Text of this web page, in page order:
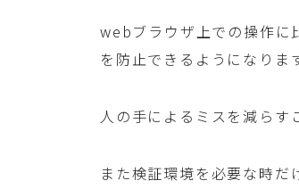
webブラウザ上での操作に
を防止できるようになります
人の手によるミスを減らす
また検証環境を必要な時だ